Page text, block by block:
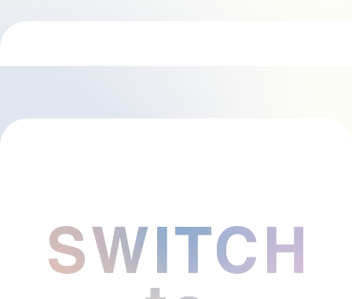
アライになる
サービスを利用する
プレスルーム